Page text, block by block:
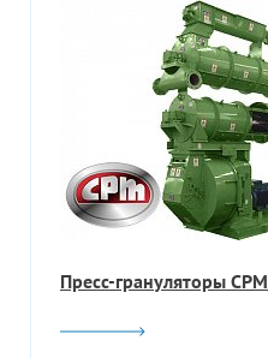
Пресс-грануляторы CPM